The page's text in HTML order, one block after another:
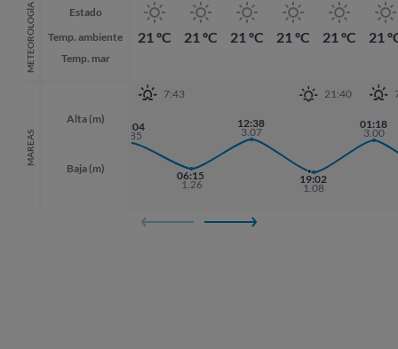
METEOROLOGÍA
Estado
Temp. ambiente
Temp. mar
MAREAS
Alta (m)
Baja (m)
21 ºC 21 ºC 21 ºC 21 ºC 21 ºC
7:43 21:40
17:46
00:04
2.85
06:15
1.26
12:38
3.07
19:02
1.08
01:18
3.00
21
19:02
1.08
01:18
3.00